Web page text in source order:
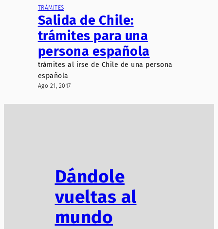
TRÁMITES
Salida de Chile:
trámites para una
persona española
trámites al irse de Chile de una persona
española
Ago 21, 2017
Dándole
vueltas al
mundo